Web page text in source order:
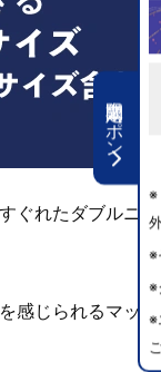
期間限定クーポン
※
※
※
※
ぐれたダブルニッ
感じられるマット